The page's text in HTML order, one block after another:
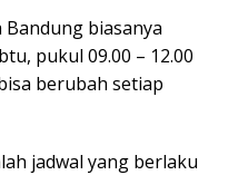
Bandung biasanya
pukul 09.00 – 12.00
berubah setiap
jadwal yang berlaku